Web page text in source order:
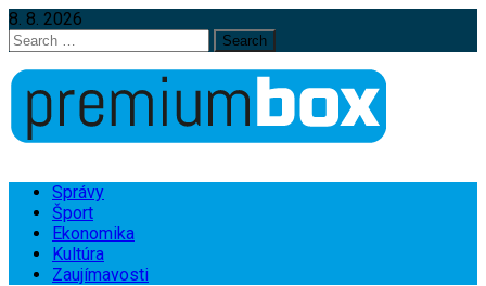
8. 8. 2026
Search
for:
Správy
Šport
Ekonomika
Kultúra
Zaujímavosti